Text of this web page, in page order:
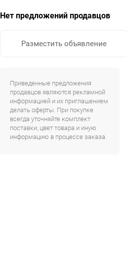
Нет предложений продавцов
Разместить объявление
Приведенные предложения
продавцов являются рекламной
информацией и их приглашением
делать оферты. При покупке
всегда уточняйте комплект
поставки, цвет товара и иную
информацию в процессе заказа.